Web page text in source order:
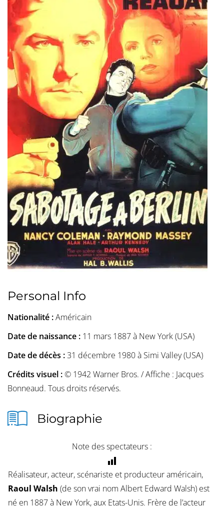
Personal Info
Nationalité :Américain
Date de naissance : 11 mars 1887 à New York (USA)
Date de décès :31 décembre 1980 à Simi Valley (USA)
Crédits visuel :© 1942 Warner Bros. / Affiche : Jacques
Bonneaud. Tous droits réservés.
Biographie
Note des spectateurs :
Réalisateur, acteur, scénariste et producteur américain,
Raoul Walsh (de son vrai nom Albert Edward Walsh) est
né en 1887 à New York, aux Etats-Unis. Frère de l’acteur